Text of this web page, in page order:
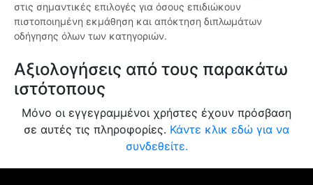
στις σημαντικές επιλογές για όσους επιδιώκουν
πιστοποιημένη εκμάθηση και απόκτηση διπλωμάτων
οδήγησης όλων των κατηγοριών.
Αξιολογήσεις από τους παρακάτω
ιστότοπους
Μόνο οι εγγεγραμμένοι χρήστες έχουν πρόσβαση
σε αυτές τις πληροφορίες. Κάντε κλικ εδώ για να
συνδεθείτε.